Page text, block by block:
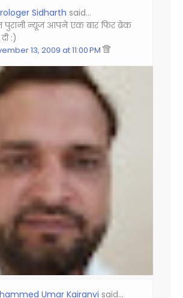
Sidharth said…
पुरानी न्‍यूज आपने एक बार फिर ब्रेक
:)
13, 2009 at 11:00 PM
Umar Kairanvi said…